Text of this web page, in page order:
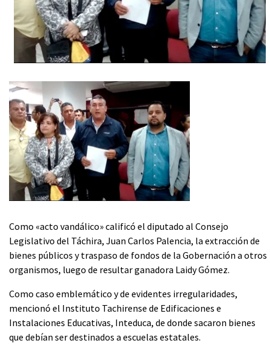
Como «acto vandálico» calificó el diputado al Consejo
Legislativo del Táchira, Juan Carlos Palencia, la extracción de
bienes públicos y traspaso de fondos de la Gobernación a otros
organismos, luego de resultar ganadora Laidy Gómez.
Como caso emblemático y de evidentes irregularidades,
mencionó el Instituto Tachirense de Edificaciones e
Instalaciones Educativas, Inteduca, de donde sacaron bienes
que debían ser destinados a escuelas estatales.